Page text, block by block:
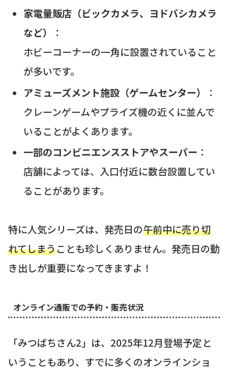
家電量販店（ビックカメラ、ヨドバシカメラ
など）
：
ホビーコーナーの一角に設置されていること
が多いです。
アミューズメント施設（ゲームセンター）
：
クレーンゲームやプライズ機の近くに並んで
いることがよくあります。
一部のコンビニエンスストアやスーパー ：
店舗によっては、入口付近に数台設置してい
ることがあります。
特に人気シリーズは、発売日の午前中に売り切
れてしまうことも珍しくありません。発売日の動
き出しが重要になってきますよ！
オンライン通販での予約・販売状況
「みつばちさん2」は、2025年12月登場予定と
いうこともあり、すでに多くのオンラインショ